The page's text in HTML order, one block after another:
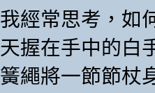
我經常思考，如
天握在手中的
簧繩將一節節杖